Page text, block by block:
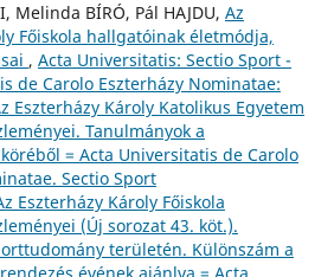
Melinda BÍRÓ, Pál HAJDU, Az
Főiskola hallgatóinak életmódja,
, Acta Universitatis: Sectio Sport -
de Carolo Eszterházy Nominatae:
Eszterházy Károly Katolikus Egyetem
Tanulmányok a
= Acta Universitatis de Carolo
Sectio Sport
Eszterházy Károly Főiskola
(Új sorozat 43. köt.).
területén. Különszám a